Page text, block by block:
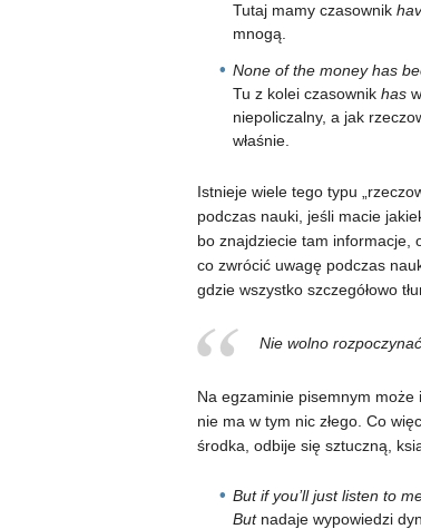
Tutaj mamy czasownik
mnogą.
None of the money has
Tu z kolei czasownik has
niepoliczalny, a jak
właśnie.
Istnieje wiele tego typu
podczas nauki, jeśli macie
bo znajdziecie tam informacje,
co zwrócić uwagę podczas
gdzie wszystko szczegółowo
Nie wolno
Na egzaminie pisemnym
nie ma w tym nic złego. Co
środka, odbije się sztuczną,
But if you’ll just listen to
But nadaje wypowiedzi